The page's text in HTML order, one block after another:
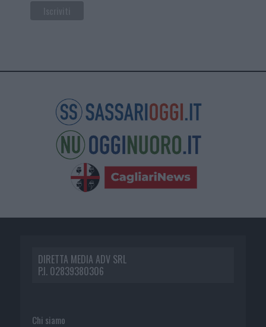
DIRETTA MEDIA ADV SRL
P.I. 02839380306
Chi siamo